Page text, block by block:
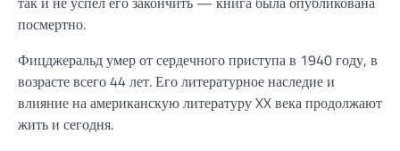
посмертно.
Фицджеральд умер от сердечного приступа в 1940 году, в
возрасте всего 44 лет. Его литературное наследие и
влияние на американскую литературу XX века продолжают
жить и сегодня.